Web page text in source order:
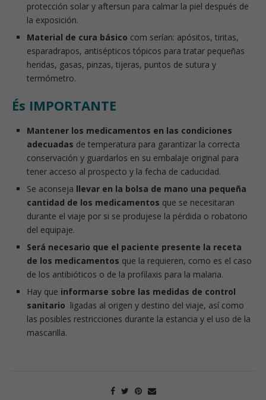
protección solar y aftersun para calmar la piel después de
la exposición.
Material de cura básico com serían: apósitos, tiritas,
esparadrapos, antisépticos tópicos para tratar pequeñas
heridas, gasas, pinzas, tijeras, puntos de sutura y
termómetro.
És IMPORTANTE
Mantener los medicamentos en las condiciones
adecuadas de temperatura para garantizar la correcta
conservación y guardarlos en su embalaje original para
tener acceso al prospecto y la fecha de caducidad.
Se aconseja llevar en la bolsa de mano una pequeña
cantidad de los medicamentos que se necesitaran
durante el viaje por si se produjese la pérdida o robatorio
del equipaje.
Será necesario que el paciente presente la receta
de los medicamentos que la requieren, como es el caso
de los antibióticos o de la profilaxis para la malaria.
Hay que informarse sobre las medidas de control
sanitario ligadas al origen y destino del viaje, así como
las posibles restricciones durante la estancia y el uso de la
mascarilla.